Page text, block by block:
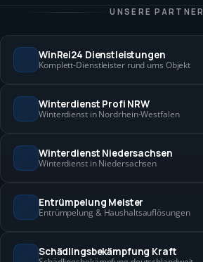
UNSERE PARTNER
WinRei24 Dienstleistungen
Komplett-Dienstleister rund ums Objekt
Winterdienst Profi NRW
Winterdienst in Nordrhein-Westfalen
Winterdienst Niedersachsen
Winterdienst in Niedersachsen
Entrümpelung Meister
Entrümpelung & Haushaltsauflösungen
Schädlingsbekämpfung Kraft